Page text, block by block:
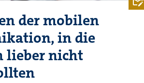
der mobilen
in die
lieber nicht